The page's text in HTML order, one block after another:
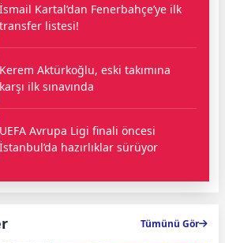
İsmail Kartal’dan Fenerbahçe’ye ilk
transfer listesi!
Kerem Aktürkoğlu, eski takımına
karşı ilk sınavında
UEFA Avrupa Ligi finali öncesi
İstanbul’da hazırlıklar sürüyor
Tümünü Gör